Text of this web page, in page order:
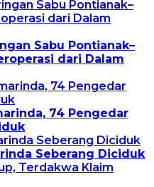
Sabu Pontianak–
dari Dalam
74 Pengedar
Seberang Diciduk